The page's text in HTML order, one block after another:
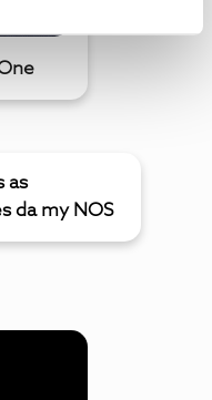
as
da my NOS